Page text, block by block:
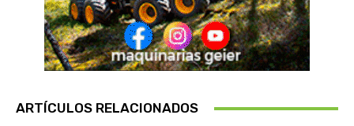
ARTÍCULOS RELACIONADOS